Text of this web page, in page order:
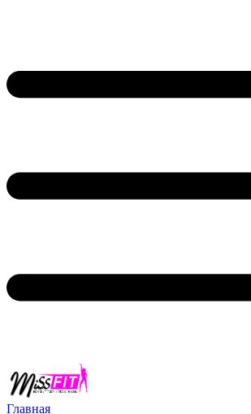
Главная